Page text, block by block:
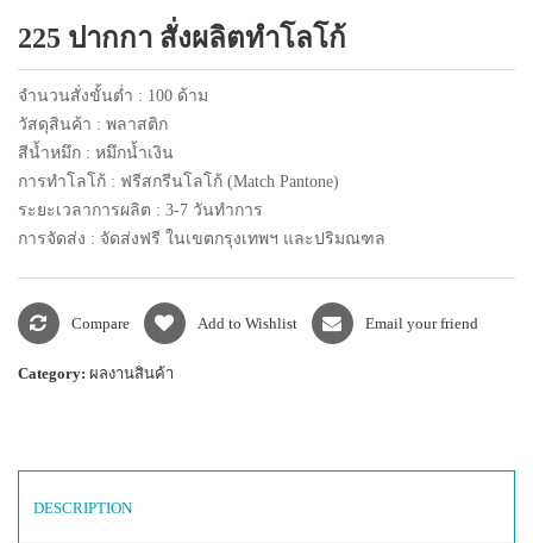
แพคเกจปากกา
225 ปากกา สั่งผลิตทำโลโก้
จำนวนสั่งขั้นต่ำ : 100 ด้าม
วัสดุสินค้า : พลาสติก
สีน้ำหมึก : หมึกน้ำเงิน
การทำโลโก้ : ฟรีสกรีนโลโก้ (Match Pantone)
ระยะเวลาการผลิต : 3-7 วันทำการ
การจัดส่ง : จัดส่งฟรี ในเขตกรุงเทพฯ และปริมณฑล
Compare Add to Wishlist Email your friend
Category: ผลงานสินค้า
DESCRIPTION